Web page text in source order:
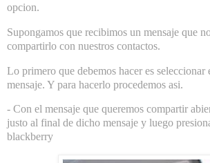
opcion.
Supongamos que recibimos un mensaje que
compartirlo con nuestros contactos.
Lo primero que debemos hacer es seleccionar
mensaje. Y para hacerlo procedemos asi.
- Con el mensaje que queremos compartir
justo al final de dicho mensaje y luego
blackberry